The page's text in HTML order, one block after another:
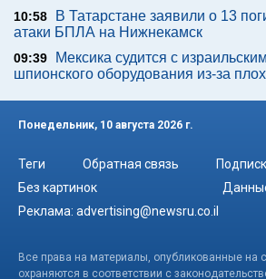
10:58
В Татарстане заявили о 13
атаки БПЛА на Нижнекамск
09:39
Мексика судится с
шпионского оборудования из-за
Понедельник, 10 августа 2026 г.
Теги Обратная связь
Без картинок
Реклама: advertising@newsru.co.il
Все права на материалы, опубликованные на
охраняются в соответствии с